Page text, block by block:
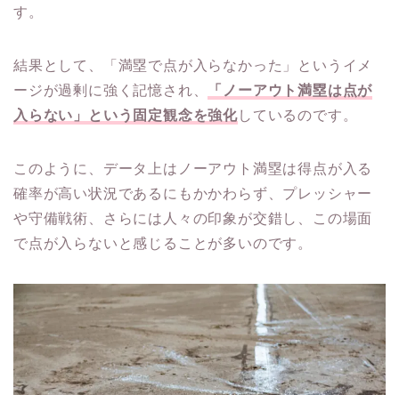
す。
結果として、「満塁で点が入らなかった」というイメ
ージが過剰に強く記憶され、
「ノーアウト満塁は点が
入らない」という固定観念を強化しているのです。
このように、データ上はノーアウト満塁は得点が入る
確率が高い状況であるにもかかわらず、プレッシャー
や守備戦術、さらには人々の印象が交錯し、この場面
で点が入らないと感じることが多いのです。